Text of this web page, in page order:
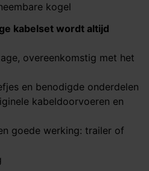
kogel
kabelset wordt altijd
overeenkomstig met het
en benodigde onderdelen
kabeldoorvoeren en
goede werking: trailer of